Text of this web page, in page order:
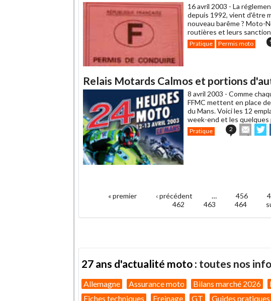
16 avril 2003 - La
depuis 1992, vient d'être
nouveau barême ? Moto-
routières et leurs
Pratique Permis moto
Relais Motards Calmos et portions
8 avril 2003 - Comme
FFMC mettent en place
du Mans. Voici les 12
week-end et les
Pratique 2
cet sur
Pages« premier ‹ précédent … 456
462
463 464
27 ans d'actualité moto : toutes nos
Allemagne Assurance moto Bilans marché 2026
Fiches techniques
Freinage GT Guides pratiques